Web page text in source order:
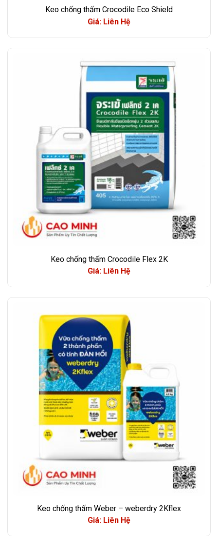
Keo chống thấm Crocodile Eco Shield
Giá: Liên Hệ
Keo chống thấm Crocodile Flex 2K
Giá: Liên Hệ
Keo chống thấm Weber – weberdry 2Kflex
Giá: Liên Hệ